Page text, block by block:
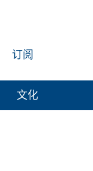
订阅
文化